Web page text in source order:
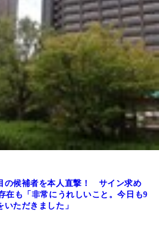
の候補者を本人直撃！ サイン求め
在も「非常にうれしいこと。今日も9
ただきました」